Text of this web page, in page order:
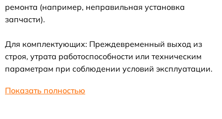
ремонта (например, неправильная установка
запчасти).
Для комплектующих: Преждевременный выход из
строя, утрата работоспособности или техническим
параметрам при соблюдении условий эксплуатации.
Показать полностью